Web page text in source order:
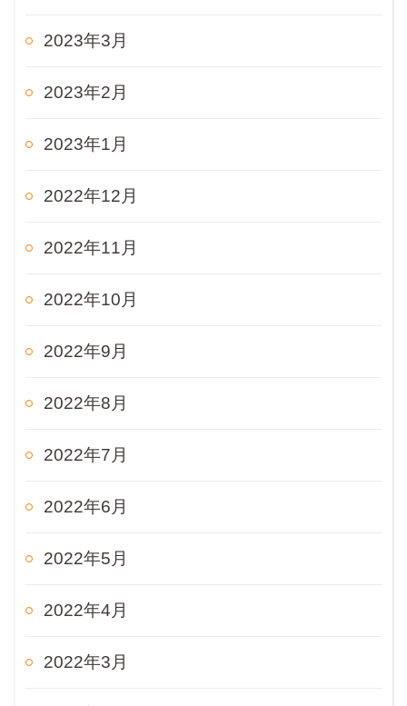
2023年3月
2023年2月
2023年1月
2022年12月
2022年11月
2022年10月
2022年9月
2022年8月
2022年7月
2022年6月
2022年5月
2022年4月
2022年3月